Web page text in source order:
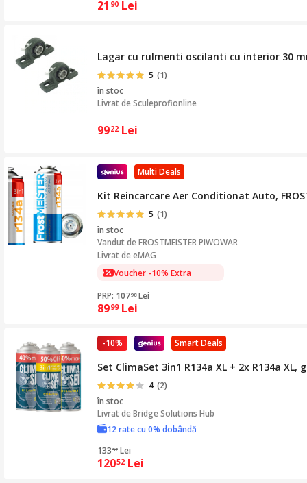
21 90 Lei
Lagar cu rulmenti oscilanti cu interior 30
5 (1)
în stoc
Livrat deSculeprofionline
9922 Lei
Multi Deals
Kit Reincarcare Aer Conditionat Auto,
5 (1)
în stoc
Vandut deFROSTMEISTER PIWOWAR
Livrat de eMAG
Voucher -10% Extra
PRP: 10798 Lei
8999 Lei
Smart Deals
-10%
Set ClimaSet 3in1 R134a XL + 2x R134a XL,
4 (2)
în stoc
Livrat deBridge Solutions Hub
12 rate cu 0% dobândă
13392 Lei
12052 Lei